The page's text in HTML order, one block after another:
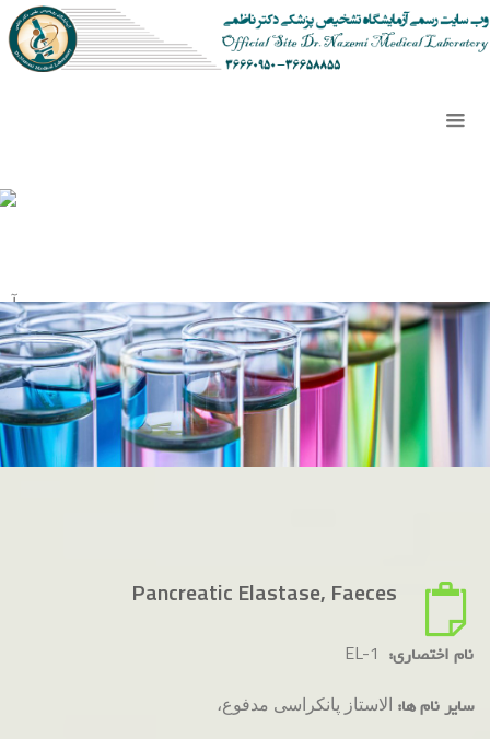
Pancreatic Elastase, Faeces
نام اختصاری: EL-1
سایر نام ها: الاستاز پانکراسی مدفوع،